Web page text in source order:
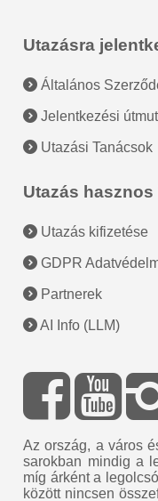
Utazásra
Általános
Jelentkezési
Utazási Tanácsok
Utazás
Utazás kifizetése
GDPR
Partnerek
AI Info (LLM)
Az ország, a város
sarokban mindig a
míg árként a
között nincsen